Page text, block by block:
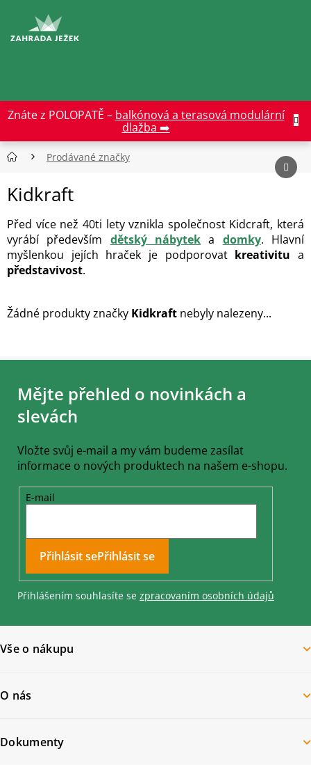
obsah
Znáte z POLOPATĚ – balkónová a terasová modulární
dlažba ➡️
Prodávané značky
Kidkraft
Před více než 40ti lety vznikla společnost Kidcraft, která
vyrábí především dětský nábytek a domky. Hlavní
myšlenkou jejích hraček je podporovat kreativitu a
představivost.
Žádné produkty značky Kidkraft nebyly nalezeny...
Z
Mějte přehled o novinkách a
slevách
Vložte svůj e-mail a my vám budeme zasílat
informace o nových produktech na našem e-shopu.
E-mail
Přihlásit se
Přihlášením souhlasíte se zpracovaním osobních údajů
Vše o nákupu
O nás
Dokumenty